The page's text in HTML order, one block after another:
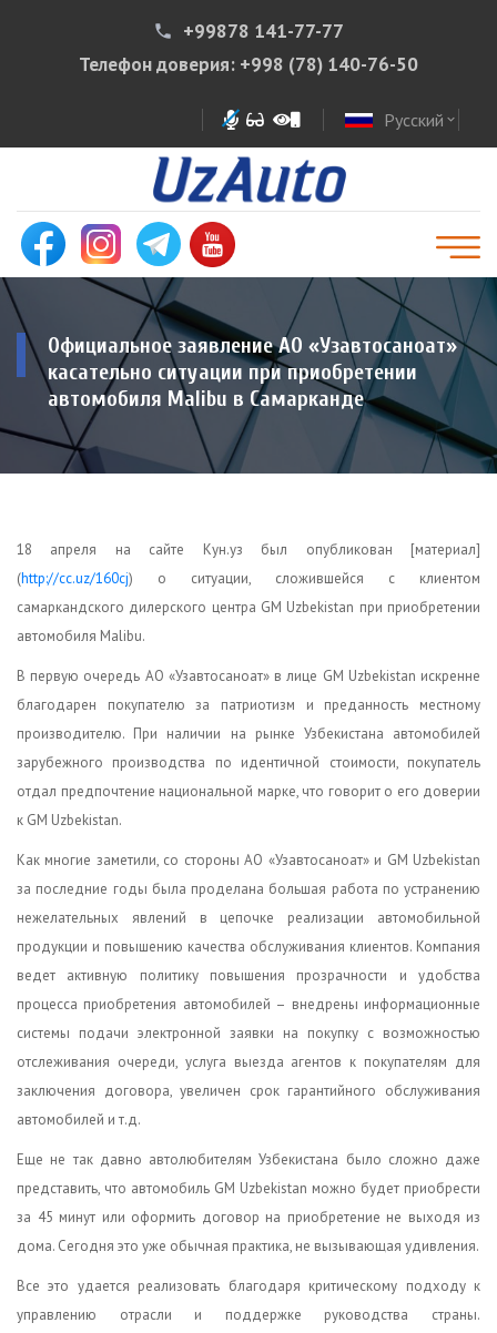
phone
+99878 141-77-77
Телефон доверия: +998 (78) 140-76-50
Русский expand_more
Официальное заявление АО «Узавтосаноат»
касательно ситуации при приобретении
автомобиля Malibu в Самарканде
18 апреля на сайте Кун.уз был опубликован [материал]
(http://cc.uz/160cj) о ситуации, сложившейся с клиентом
самаркандского дилерского центра GM Uzbekistan при приобретении
автомобиля Malibu.
В первую очередь АО «Узавтосаноат» в лице GM Uzbekistan искренне
благодарен покупателю за патриотизм и преданность местному
производителю. При наличии на рынке Узбекистана автомобилей
зарубежного производства по идентичной стоимости, покупатель
отдал предпочтение национальной марке, что говорит о его доверии
к GM Uzbekistan.
Как многие заметили, со стороны АО «Узавтосаноат» и GM Uzbekistan
за последние годы была проделана большая работа по устранению
нежелательных явлений в цепочке реализации автомобильной
продукции и повышению качества обслуживания клиентов. Компания
ведет активную политику повышения прозрачности и удобства
процесса приобретения автомобилей – внедрены информационные
системы подачи электронной заявки на покупку с возможностью
отслеживания очереди, услуга выезда агентов к покупателям для
заключения договора, увеличен срок гарантийного обслуживания
автомобилей и т.д.
Еще не так давно автолюбителям Узбекистана было сложно даже
представить, что автомобиль GM Uzbekistan можно будет приобрести
за 45 минут или оформить договор на приобретение не выходя из
дома. Сегодня это уже обычная практика, не вызывающая удивления.
Все это удается реализовать благодаря критическому подходу к
управлению отрасли и поддержке руководства страны.